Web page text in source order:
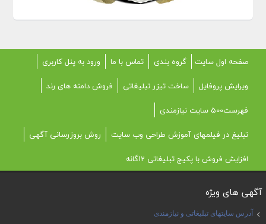
صفحه اول سایت گروه بندی تماس با ما
ورود به پنل کاربری
ویرایش پروفایل
ساخت تیزر تبلیغاتی
فروش دامنه های رند
فهرست500 سایت نیازمندی
تبلیغ در فیلمهای آموزش طراحی وب سایت
روش بروزرسانی آگهی
افزایش فروش با پکیج تبلیغاتی 12گانه
آگهی های ویژه
آدرس سایتهای تبلیغاتی و نیازمندی